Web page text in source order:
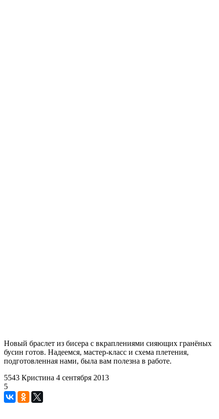
Новый браслет из бисера с вкраплениями сияющих гранёных
бусин готов. Надеемся, мастер-класс и схема плетения,
подготовленная нами, была вам полезна в работе.
5543 Кристина 4 сентября 2013
5